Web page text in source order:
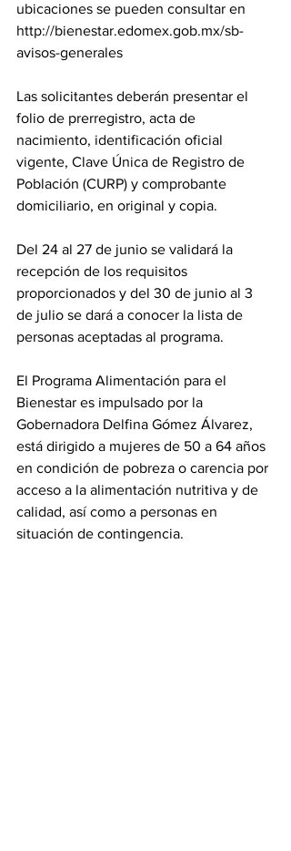
ubicaciones se pueden consultar en
http://bienestar.edomex.gob.mx/sb-
avisos-generales
Las solicitantes deberán presentar el
folio de prerregistro, acta de
nacimiento, identificación oficial
vigente, Clave Única de Registro de
Población (CURP) y comprobante
domiciliario, en original y copia.
Del 24 al 27 de junio se validará la
recepción de los requisitos
proporcionados y del 30 de junio al 3
de julio se dará a conocer la lista de
personas aceptadas al programa.
El Programa Alimentación para el
Bienestar es impulsado por la
Gobernadora Delfina Gómez Álvarez,
está dirigido a mujeres de 50 a 64 años
en condición de pobreza o carencia por
acceso a la alimentación nutritiva y de
calidad, así como a personas en
situación de contingencia.